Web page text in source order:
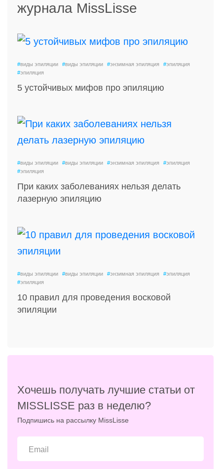
журнала MissLisse
#виды эпиляции #виды эпиляции #энзимная эпиляция #эпиляция
#эпиляция
5 устойчивых мифов про эпиляцию
#виды эпиляции #виды эпиляции #энзимная эпиляция #эпиляция
#эпиляция
При каких заболеваниях нельзя делать
лазерную эпиляцию
#виды эпиляции #виды эпиляции #энзимная эпиляция #эпиляция
#эпиляция
10 правил для проведения восковой
эпиляции
Хочешь получать лучшие статьи от
MISSLISSE раз в неделю?
Подпишись на рассылку MissLisse